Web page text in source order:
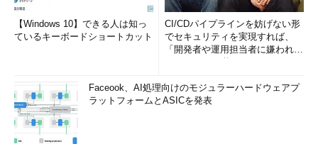
【Windows 10】できる人は知っ
ているキーボードショートカット
CI/CDパイプラインを妨げない形
でセキュリティを実現すれば、
「開発者や運用担当者に嫌われな
Faceook、AI処理向けのモジュラーハードウェアプ
ラットフォームとASICを発表